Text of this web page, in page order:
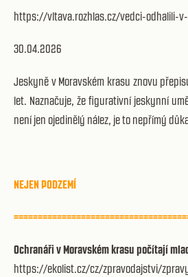
https://vltava.rozhlas.cz/vedci-odhalili-
30.04.2026
Jeskyně v Moravském krasu znovu
let. Naznačuje, že figurativní jeskynní
není jen ojedinělý nález, je to nepřímý
NEJEN PODZEMÍ
Ochranáři v Moravském krasu počítají
https://ekolist.cz/cz/zpravodajstvi/